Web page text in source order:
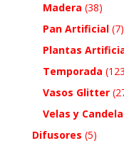
Madera (38)
Pan Artificial (7)
Plantas
Temporada
Vasos Glitter
Velas y
Difusores (5)